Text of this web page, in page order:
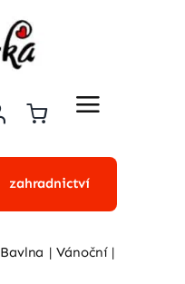
zahradnictví
Bavlna
Vánoční